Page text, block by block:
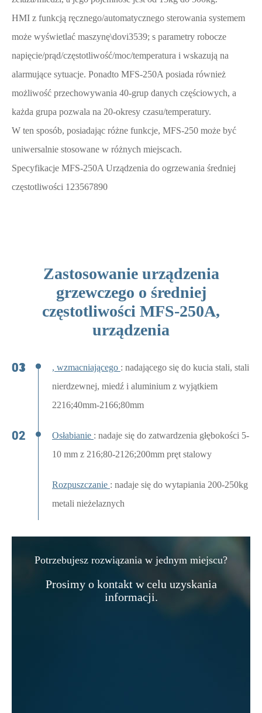
HMI z funkcją ręcznego/automatycznego sterowania systemem
może wyświetlać maszynę\dovi3539; s parametry robocze
napięcie/prąd/częstotliwość/moc/temperatura i wskazują na
alarmujące sytuacje. Ponadto MFS-250A posiada również
możliwość przechowywania 40-grup danych częściowych, a
każda grupa pozwala na 20-okresy czasu/temperatury.
W ten sposób, posiadając różne funkcje, MFS-250 może być
uniwersalnie stosowane w różnych miejscach.
Specyfikacje MFS-250A Urządzenia do ogrzewania średniej
częstotliwości 123567890
Zastosowanie urządzenia
grzewczego o średniej
częstotliwości MFS-250A,
urządzenia
, wzmacniającego : nadającego się do kucia stali, stali
nierdzewnej, miedź i aluminium z wyjątkiem
2216;40mm-2166;80mm
Osłabianie : nadaje się do zatwardzenia głębokości 5-
10 mm z 216;80-2126;200mm pręt stalowy
Rozpuszczanie : nadaje się do wytapiania 200-250kg
metali nieżelaznych
Potrzebujesz rozwiązania w jednym miejscu?
Prosimy o kontakt w celu uzyskania
informacji.